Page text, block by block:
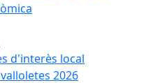
d'interès local
2026